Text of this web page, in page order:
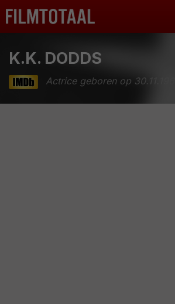
K.K. DODDS
Actrice geboren op 30.11.1964